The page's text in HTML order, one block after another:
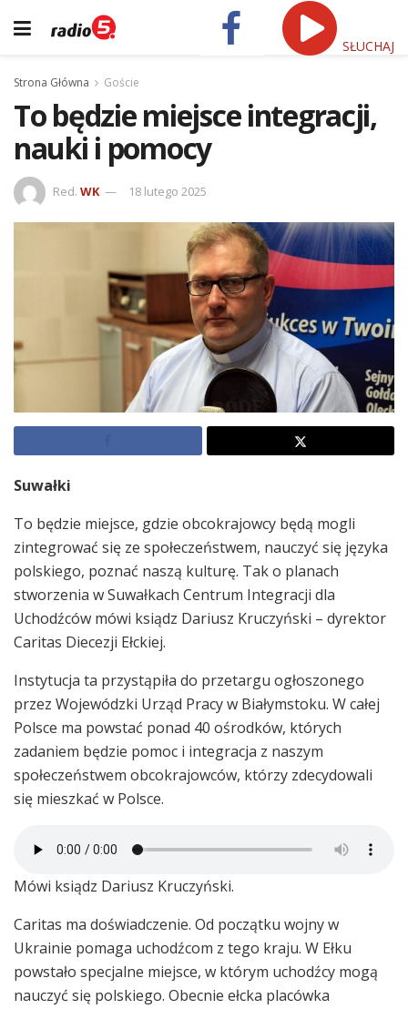
SŁUCHAJ
Strona Główna Goście
To będzie miejsce integracji,
nauki i pomocy
Red. WK 18 lutego 2025
Suwałki
To będzie miejsce, gdzie obcokrajowcy będą mogli
zintegrować się ze społeczeństwem, nauczyć się języka
polskiego, poznać naszą kulturę. Tak o planach
stworzenia w Suwałkach Centrum Integracji dla
Uchodźców mówi ksiądz Dariusz Kruczyński – dyrektor
Caritas Diecezji Ełckiej.
Instytucja ta przystąpiła do przetargu ogłoszonego
przez Wojewódzki Urząd Pracy w Białymstoku. W całej
Polsce ma powstać ponad 40 ośrodków, których
zadaniem będzie pomoc i integracja z naszym
społeczeństwem obcokrajowców, którzy zdecydowali
się mieszkać w Polsce.
Mówi ksiądz Dariusz Kruczyński.
Caritas ma doświadczenie. Od początku wojny w
Ukrainie pomaga uchodźcom z tego kraju. W Ełku
powstało specjalne miejsce, w którym uchodźcy mogą
nauczyć się polskiego. Obecnie ełcka placówka